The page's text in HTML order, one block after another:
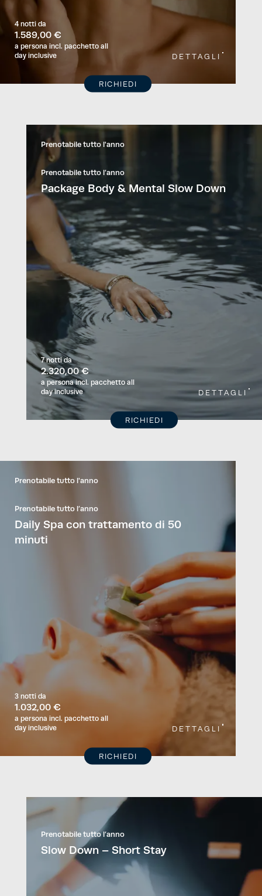
4 notti da
1.589,00 €
a persona incl. pacchetto all
day inclusive
DETTAGLI
RICHIEDI
Prenotabile tutto l'anno
Prenotabile tutto l’anno
Package Body & Mental Slow Down
7 nottida
2.320,00 €
a persona incl. pacchetto all
day inclusive
DETTAGLI
RICHIEDI
Prenotabile tutto l'anno
Prenotabile tutto l’anno
Daily Spa con trattamento di 50
minuti
3 notti da
1.032,00 €
a persona incl. pacchetto all
day inclusive
DETTAGLI
RICHIEDI
Prenotabile tutto l’anno
Slow Down – Short Stay